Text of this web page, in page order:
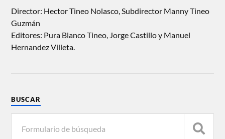
Director: Hector Tineo Nolasco, Subdirector Manny Tineo
Guzmán
Editores: Pura Blanco Tineo, Jorge Castillo y Manuel
Hernandez Villeta.
BUSCAR